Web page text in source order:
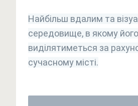
Найбільш вдалим та
середовище, в якому
виділятиметься за
сучасному місті.